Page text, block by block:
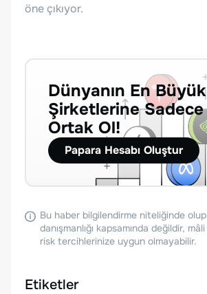
öne çıkıyor.
Dünyanın En Büyük
Şirketlerine Sadece
Ortak Ol!
Papara Hesabı Oluştur
Bu haber bilgilendirme niteliğinde olup
danışmanlığı kapsamında değildir,
risk tercihlerinize uygun olmayabilir.
Etiketler